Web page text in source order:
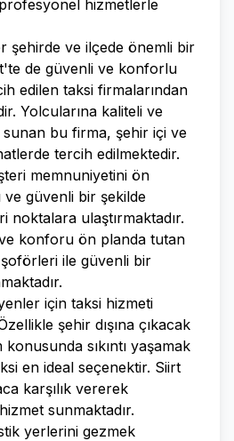
hizmetlerle
şehirde ve ilçede önemli bir
de güvenli ve konforlu
edilen taksi firmalarından
Yolcularına kaliteli ve
bu firma, şehir içi ve
tercih edilmektedir.
memnuniyetini ön
ve güvenli bir şekilde
noktalara ulaştırmaktadır.
konforu ön planda tutan
ile güvenli bir
için taksi hizmeti
şehir dışına çıkacak
sıkıntı yaşamak
en ideal seçenektir. Siirt
karşılık vererek
sunmaktadır.
yerlerini gezmek